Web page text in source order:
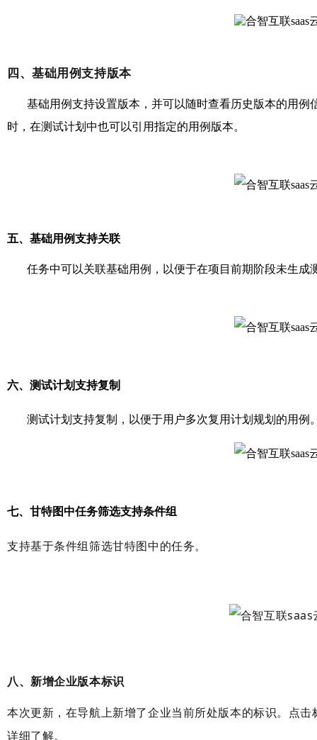
四、基础用例支持版本
基础用例支持设置版本，并可以随时查看历史版本的用例
时，在测试计划中也可以引用指定的用例版本。
五、基础用例支持关联
任务中可以关联基础用例，以便于在项目前期阶段未生成
六、测试计划支持复制
测试计划支持复制，以便于用户多次复用计划规划的用例
七、甘特图中任务筛选支持条件组
支持基于条件组筛选甘特图中的任务。
八、新增企业版本标识
本次更新，在导航上新增了企业当前所处版本的标识。点
详细了解。